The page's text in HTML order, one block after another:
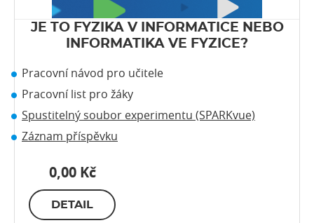
JE TO FYZIKA V INFORMATICE NEBO
INFORMATIKA VE FYZICE?
Pracovní návod pro učitele
Pracovní list pro žáky
Spustitelný soubor experimentu (SPARKvue)
Záznam příspěvku
0,00 Kč
DETAIL